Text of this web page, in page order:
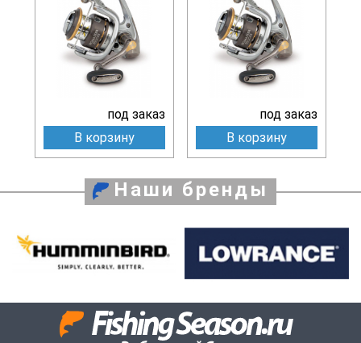
под заказ
В корзину
под заказ
В корзину
Наши бренды